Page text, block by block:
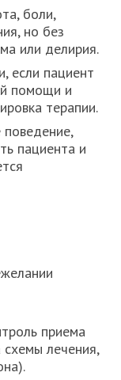
боли,
но без
или делирия.
если пациент
помощи и
терапии.
поведение,
пациента и
приема
схемы лечения,